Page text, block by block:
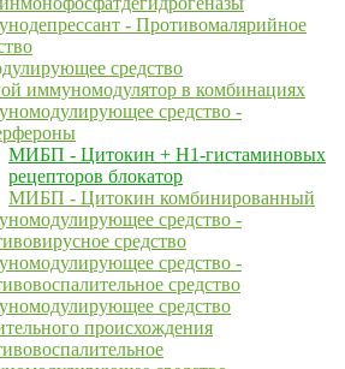
- Противомалярийное
средство
иммуномодулятор в комбинациях
средство -
МИБП - Цитокин + Н1-гистаминовых
рецепторов блокатор
МИБП - Цитокин комбинированный
средство -
средство
средство -
средство
средство
происхождения